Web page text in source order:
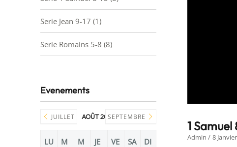
1
Admin 8
Serie Jean 9-17 (1)
Serie Romains 5-8 (8)
Evenements
JUILLET AOÛT 2026SEPTEMBRE
LU
M
M
JE
VE
SA
DI